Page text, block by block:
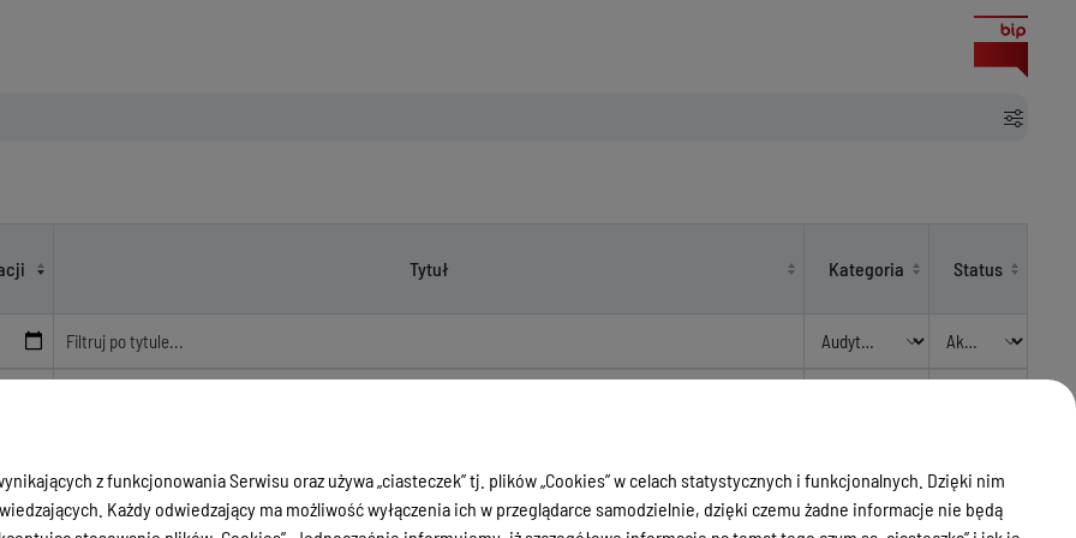
Tytuł Kategoria Status
realizacja przebiegała w 2021 r.
2022
z funkcjonowania Serwisu oraz używa „ciasteczek” tj. plików „Cookies” w celach statystycznych i funkcjonalnych. Dzięki nim
Każdy odwiedzający ma możliwość wyłączenia ich w przeglądarce samodzielnie, dzięki czemu żadne informacje nie będą